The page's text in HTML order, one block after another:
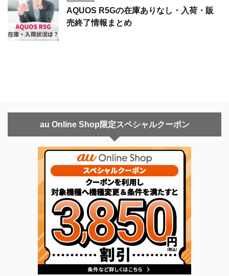
AQUOS R5Gの在庫ありなし・入荷・販
売終了情報まとめ
au Online Shop限定スペシャルクーポン